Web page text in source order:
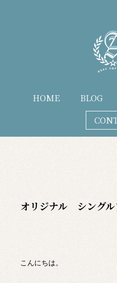
HOME BLOG
オリジナル シング
こんにちは。